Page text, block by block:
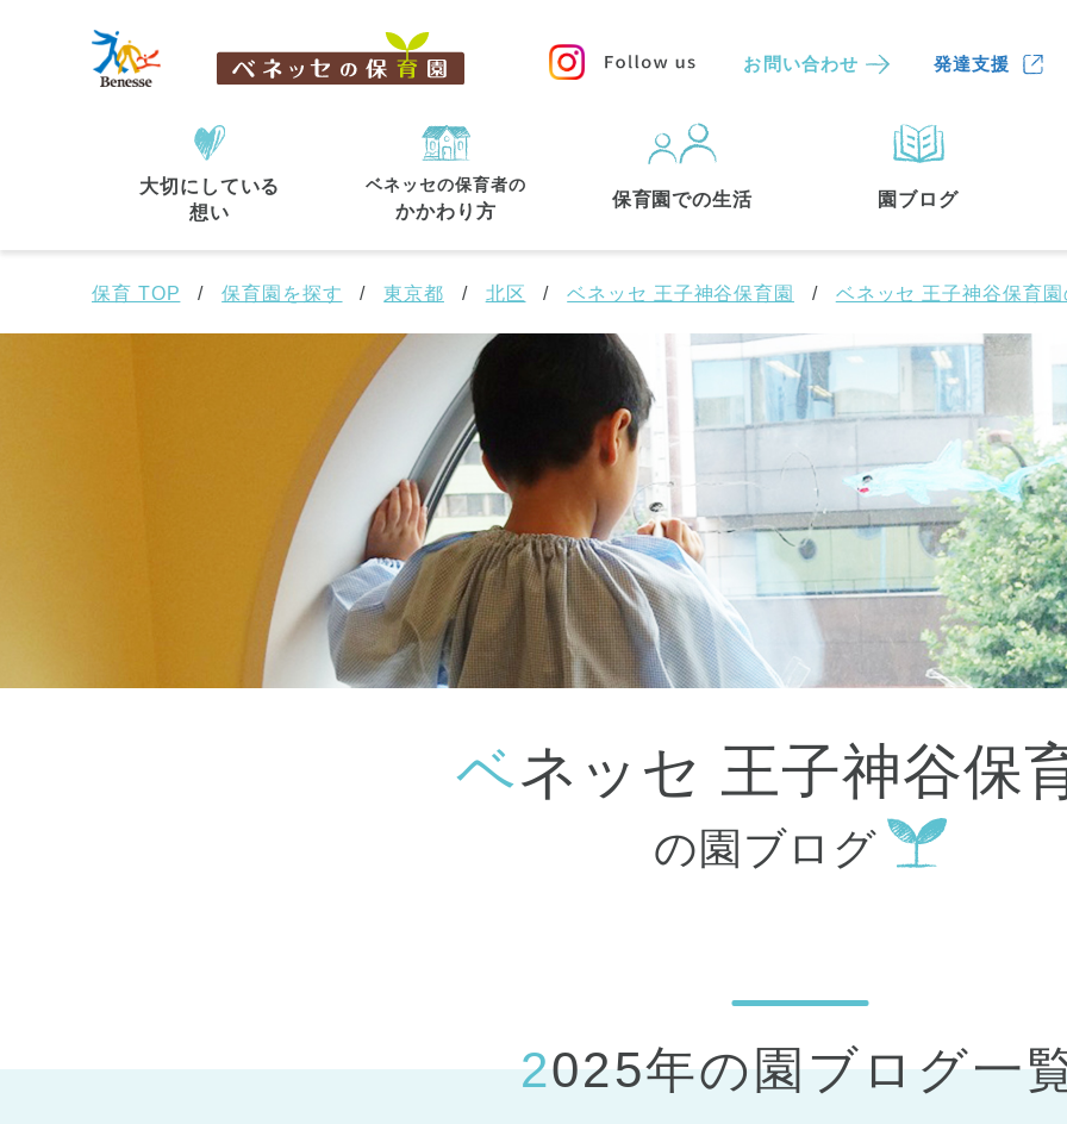
お問い合わせ 発達支援
大切にしている
想い
ベネッセの保育者の
かかわり方
保育園での生活 園ブログ
保育園 を探す
住所・駅名 から探す
から探す
東京都 全域(44) 中央区 港区 文京区(3)
大田区(4) 世田谷区(1) 渋谷区(2)
練馬区(7) 足立区 (1) 葛飾区(1)
国分寺市(1) 狛江市(1) 北区(1)
江東区 (1) (1) 江戸川区(1)
川崎市 (9) 横須賀市
兵庫県 兵庫県 全域(2) 神戸市(1) 芦屋市(1)
保育 TOP 保育園を探す 東京都 北区 ベネッセ 王子神谷保育園 ベネッセ 王子神谷保育
ベネッセ 王子神谷保
の園ブログ
2025年の園ブログ一